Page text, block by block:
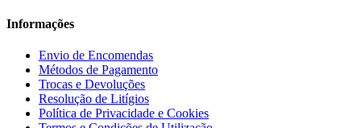
Informações
Envio de Encomendas
Métodos de Pagamento
Trocas e Devoluções
Resolução de Litígios
Política de Privacidade e Cookies